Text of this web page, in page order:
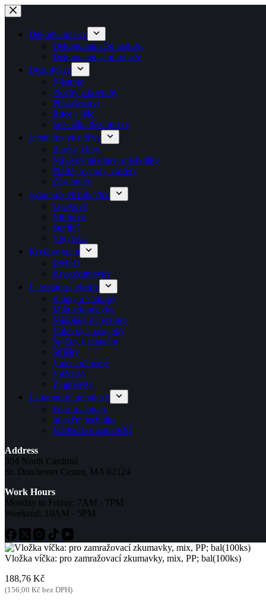
Skip
to
contentDekontaminace
Dekontaminační nádoby
Dekontaminační rohože
Dezinfekce
Nástroje
Plochy a povrchy
Příslušenství
Ruce a tělo
Speciální dezinfekce
Jednorázové oděvy
Barety, clipy
Návleky na obuv, rukávníky
Pláště, overaly, zástěry
Zásobníky
Jednorázové rukavice
Latexové
Nitrilové
Sterilní
Vinylové
Kryoprogram
DMSO
Kryozkumavky
Laboratorní plastik
Baňky a kádinky
Mikrozkumavky
Nádobky na vzorky
Nálevky a násypky
Špičky k pipetám
Střičky
Válce odměrné
Váženky
Zkumavky
Laboratorní pomůcky
Fólie a alobaly
Injekční technika
Míchadla magnetická
Address
304 North Cardinal
St. Dorchester Center, MA 02124
Work Hours
Monday to Friday: 7AM - 7PM
Weekend: 10AM - 5PM
Vložka víčka: pro zamražovací zkumavky, mix, PP; bal(100ks)
188,76 Kč
(156,00 Kč bez DPH)